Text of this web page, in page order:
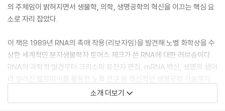
의 주체임이 밝혀지면서 생물학, 의학, 생명공학의 혁신을 이끄는 핵심 요
소로 자리 잡았다.
이 책은 1989년 RNA의 촉매 작용(리보자임)을 발견해 노벨 화학상을 수
상한 세계적인 분자생물학자 토머스 체크가 쓴 RNA에 대한 러브송이다.
RNA의 과학적 발견부터 크리스퍼 유전자 편집, mRNA 백신, 생명의 샘이
라 알려진 텔로미어를 활용한 노화 연구 등 혁신적인 생명공학 기술까지
아우르며, 21세기의 생명과학이 RNA를 중심으로 어떻게 새롭게 쓰이는
지 탐구한다. RNA의 복잡한 작용 원리를 전축, 스파게티 등 친숙한 사물에
소개 더보기